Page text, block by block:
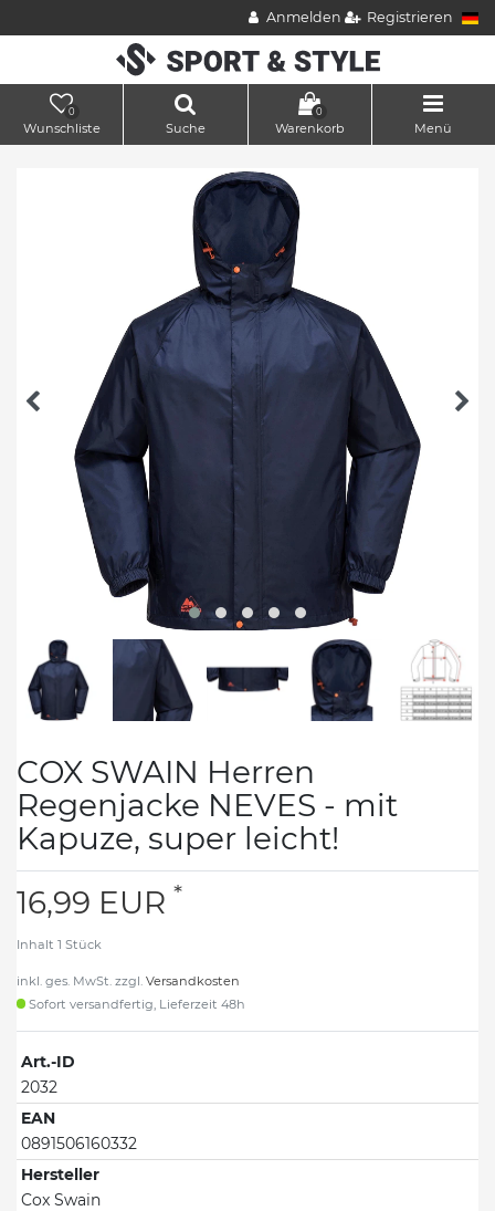
Anmelden Registrieren
0
Wunschliste Suche
0
Warenkorb Menü
COX SWAIN Herren
Regenjacke NEVES - mit
Kapuze, super leicht!
16,99 EUR *
Inhalt 1 Stück
inkl. ges. MwSt. zzgl. Versandkosten
Sofort versandfertig, Lieferzeit 48h
Art.-ID
2032
EAN
0891506160332
Hersteller
Cox Swain